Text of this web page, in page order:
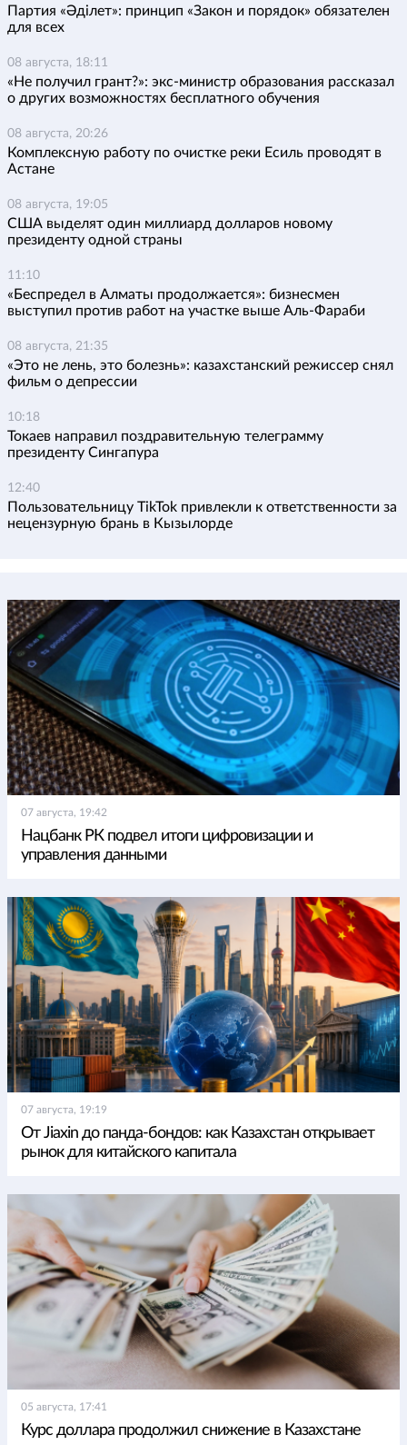
Партия «Әділет»: принцип «Закон и порядок» обязателен
для всех
08 августа, 18:11
«Не получил грант?»: экс-министр образования рассказал
о других возможностях бесплатного обучения
08 августа, 20:26
Комплексную работу по очистке реки Есиль проводят в
Астане
08 августа, 19:05
США выделят один миллиард долларов новому
президенту одной страны
11:10
«Беспредел в Алматы продолжается»: бизнесмен
выступил против работ на участке выше Аль-Фараби
08 августа, 21:35
«Это не лень, это болезнь»: казахстанский режиссер снял
фильм о депрессии
10:18
Токаев направил поздравительную телеграмму
президенту Сингапура
12:40
Пользовательницу TikTok привлекли к ответственности за
нецензурную брань в Кызылорде
07 августа, 19:42
Нацбанк РК подвел итоги цифровизации и
управления данными
07 августа, 19:19
От Jiaxin до панда-бондов: как Казахстан открывает
рынок для китайского капитала
05 августа, 17:41
Курс доллара продолжил снижение в Казахстане